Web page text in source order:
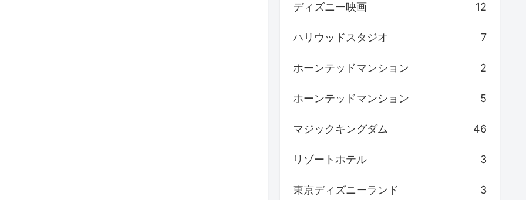
ディズニー映画 12
ハリウッドスタジオ 7
ホーンテッドマンション 2
ホーンテッドマンション 5
マジックキングダム 46
リゾートホテル 3
東京ディズニーランド 3